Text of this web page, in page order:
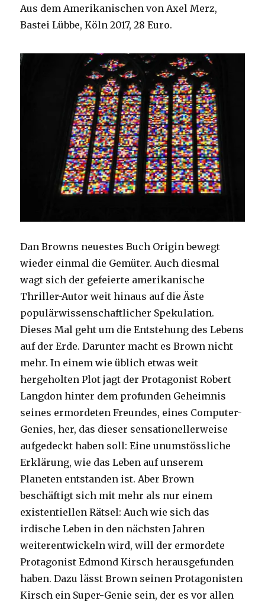
Aus dem Amerikanischen von Axel Merz,
Bastei Lübbe, Köln 2017, 28 Euro.
Dan Browns neuestes Buch Origin bewegt
wieder einmal die Gemüter. Auch diesmal
wagt sich der gefeierte amerikanische
Thriller-Autor weit hinaus auf die Äste
populärwissenschaftlicher Spekulation.
Dieses Mal geht um die Entstehung des Lebens
auf der Erde. Darunter macht es Brown nicht
mehr. In einem wie üblich etwas weit
hergeholten Plot jagt der Protagonist Robert
Langdon hinter dem profunden Geheimnis
seines ermordeten Freundes, eines Computer-
Genies, her, das dieser sensationellerweise
aufgedeckt haben soll: Eine unumstössliche
Erklärung, wie das Leben auf unserem
Planeten entstanden ist. Aber Brown
beschäftigt sich mit mehr als nur einem
existentiellen Rätsel: Auch wie sich das
irdische Leben in den nächsten Jahren
weiterentwickeln wird, will der ermordete
Protagonist Edmond Kirsch herausgefunden
haben. Dazu lässt Brown seinen Protagonisten
Kirsch ein Super-Genie sein, der es vor allen